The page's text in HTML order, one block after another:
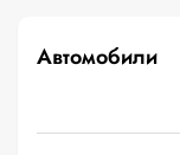
Автомобили